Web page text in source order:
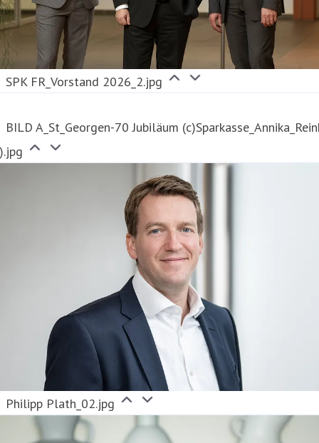
SPK FR_Vorstand 2026_2.jpg
BILD A_St_Georgen-70 Jubiläum
Philipp Plath_02.jpg